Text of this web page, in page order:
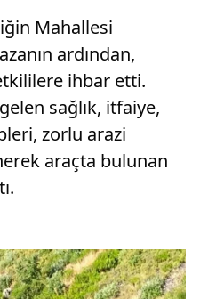
Mahallesi
ardından,
ihbar etti.
sağlık, itfaiye,
zorlu arazi
araçta bulunan